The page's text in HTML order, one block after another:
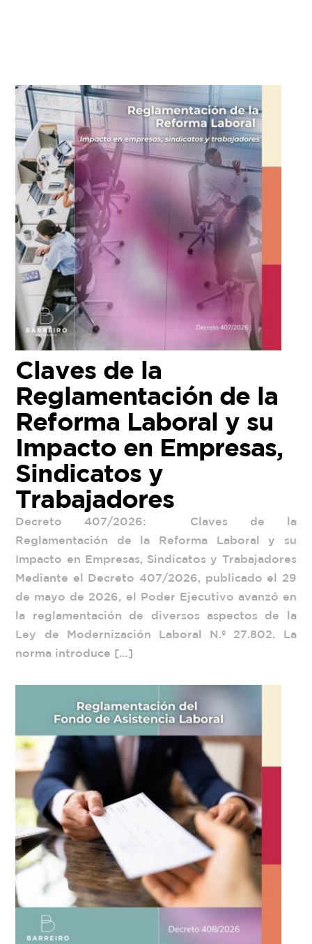
Claves de la
Reglamentación de la
Reforma Laboral y su
Impacto en Empresas,
Sindicatos y
Trabajadores
Decreto 407/2026: Claves de la
Reglamentación de la Reforma Laboral y su
Impacto en Empresas, Sindicatos y Trabajadores
Mediante el Decreto 407/2026, publicado el 29
de mayo de 2026, el Poder Ejecutivo avanzó en
la reglamentación de diversos aspectos de la
Ley de Modernización Laboral N.º 27.802. La
norma introduce […]